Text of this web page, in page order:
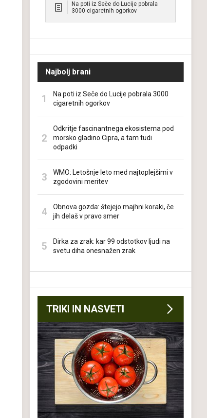
Na poti iz Seče do Lucije pobrala
3000 cigaretnih ogorkov
Najbolj brani
Na poti iz Seče do Lucije pobrala 3000
cigaretnih ogorkov
Odkritje fascinantnega ekosistema pod
morsko gladino Cipra, a tam tudi
odpadki
WMO: Letošnje leto med najtoplejšimi v
zgodovini meritev
Obnova gozda: štejejo majhni koraki, če
jih delaš v pravo smer
Dirka za zrak: kar 99 odstotkov ljudi na
svetu diha onesnažen zrak
TRIKI IN NASVETI